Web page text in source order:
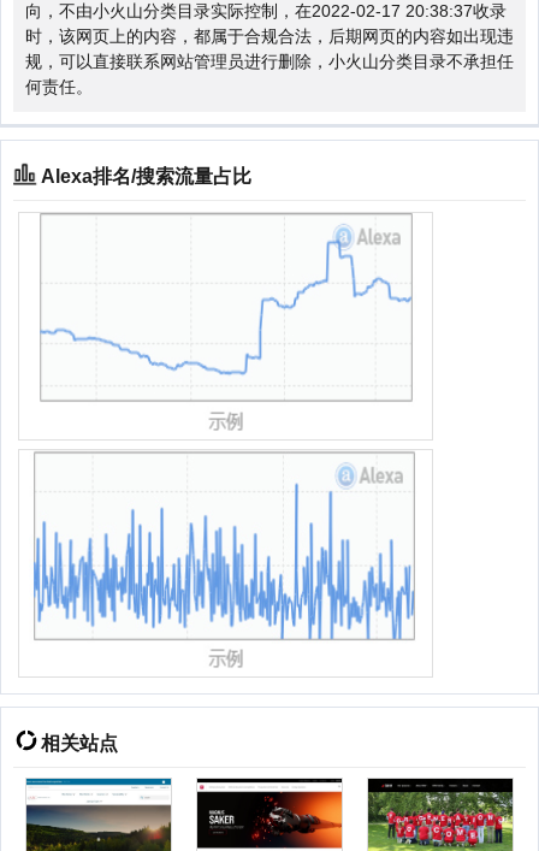
向，不由小火山分类目录实际控制，在2022-02-17 20:38:37收录
时，该网页上的内容，都属于合规合法，后期网页的内容如出现违
规，可以直接联系网站管理员进行删除，小火山分类目录不承担任
何责任。
Alexa排名/搜索流量占比
相关站点